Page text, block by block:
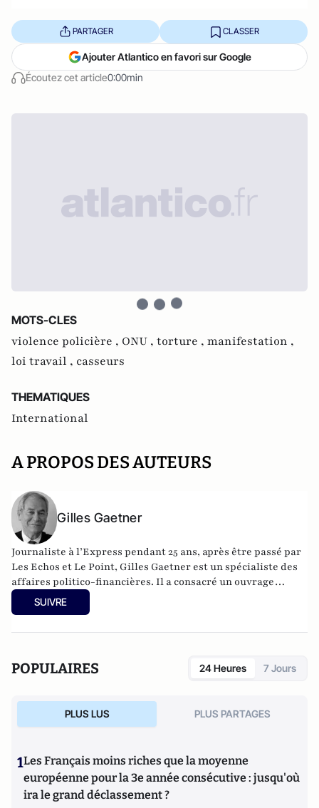
Écoutez cet article0:00min
PARTAGER CLASSER
Ajouter Atlantico en favori sur Google
MOTS-CLES
violence policière , ONU , torture , manifestation ,
loi travail , casseurs
THEMATIQUES
International
A PROPOS DES AUTEURS
Gilles Gaetner
Journaliste à l’Express pendant 25 ans, après être passé par
Les Echos et Le Point, Gilles Gaetner est un spécialiste des
affaires politico-financières. Il a consacré un ouvrage
remarqué au président de la République, Les 100 jours de
Macron (Fauves –Editions). Il est également l’auteur d’une
Lattès), La République des imposteurs (L’Archipel), Pilleurs
SUIVRE
POPULAIRES 24 Heures 7 Jours
PLUS LUS PLUS PARTAGES
1Les Français moins riches que la moyenne
européenne pour la 3e année consécutive : jusqu'où
ira le grand déclassement ?